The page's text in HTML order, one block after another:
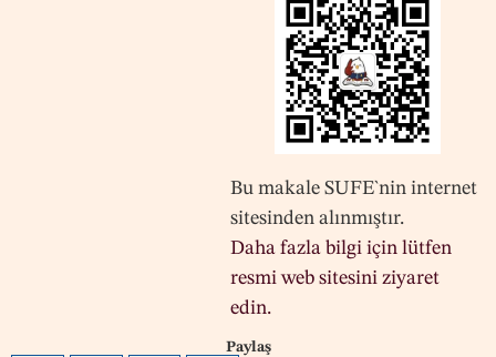
Paylaş
Bu makale SUFE`nin internet
sitesinden alınmıştır.
Daha fazla bilgi için lütfen
resmi web sitesini ziyaret
edin.